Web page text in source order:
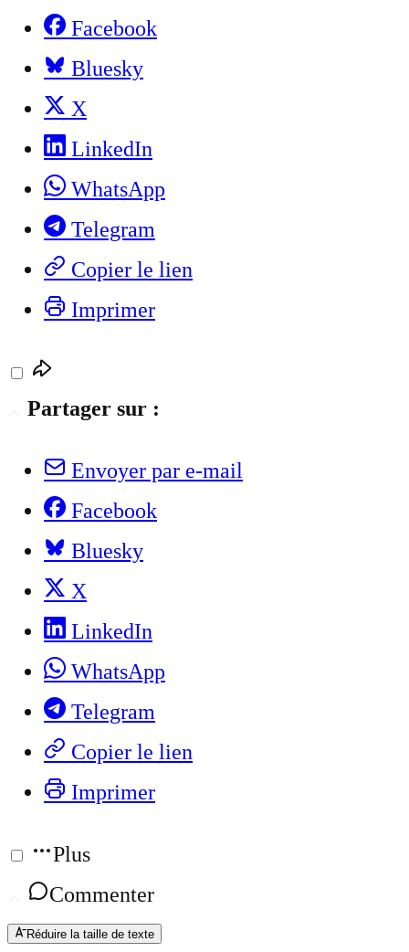
Facebook
Bluesky
X
LinkedIn
WhatsApp
Telegram
Copier le lien
Imprimer
Partager sur :
Envoyer par e-mail
Facebook
Bluesky
X
LinkedIn
WhatsApp
Telegram
Copier le lien
Imprimer
Plus
Commenter
Réduire la taille de texte